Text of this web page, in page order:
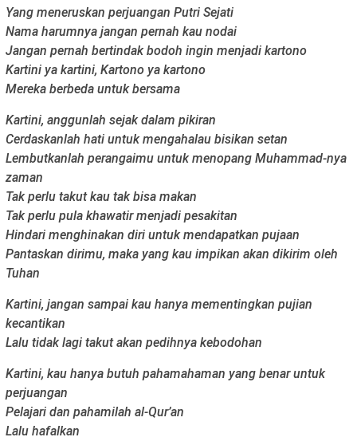
Yang meneruskan perjuangan Putri Sejati
Nama harumnya jangan pernah kau nodai
Jangan pernah bertindak bodoh ingin menjadi kartono
Kartini ya kartini, Kartono ya kartono
Mereka berbeda untuk bersama
Kartini, anggunlah sejak dalam pikiran
Cerdaskanlah hati untuk mengahalau bisikan setan
Lembutkanlah perangaimu untuk menopang Muhammad-nya
zaman
Tak perlu takut kau tak bisa makan
Tak perlu pula khawatir menjadi pesakitan
Hindari menghinakan diri untuk mendapatkan pujaan
Pantaskan dirimu, maka yang kau impikan akan dikirim oleh
Tuhan
Kartini, jangan sampai kau hanya mementingkan pujian
kecantikan
Lalu tidak lagi takut akan pedihnya kebodohan
Kartini, kau hanya butuh pahamahaman yang benar untuk
perjuangan
Pelajari dan pahamilah al-Qur’an
Lalu hafalkan